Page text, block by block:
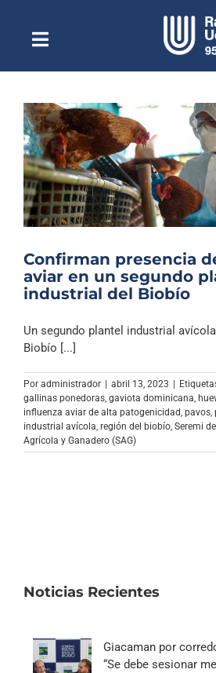
contenidoToggle
NavigationEscuchar Radio UdeC
Quiénes
Podcast
Noticias
Columnas
Música Clásica
Especiales
Confirman presencia
aviar en un segundo
industrial del Biobío
Un segundo plantel industrial
Biobío [...]
Por administrador | abril 13, 2023 |
gallinas ponedoras gaviota dominicana
influenza aviar de alta patogenicidad pavos
industrial avícola región del biobío Seremi
Agrícola y Ganadero (SAG)
Noticias Recientes
Giacaman por
“Se debe sesionar